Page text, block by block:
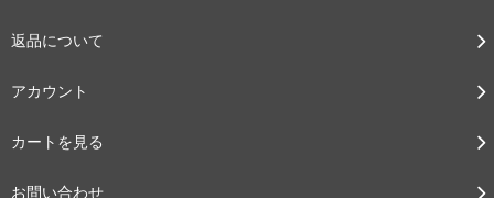
返品について
アカウント
カートを見る
お問い合わせ